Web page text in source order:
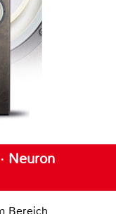
Neuron
Bereich